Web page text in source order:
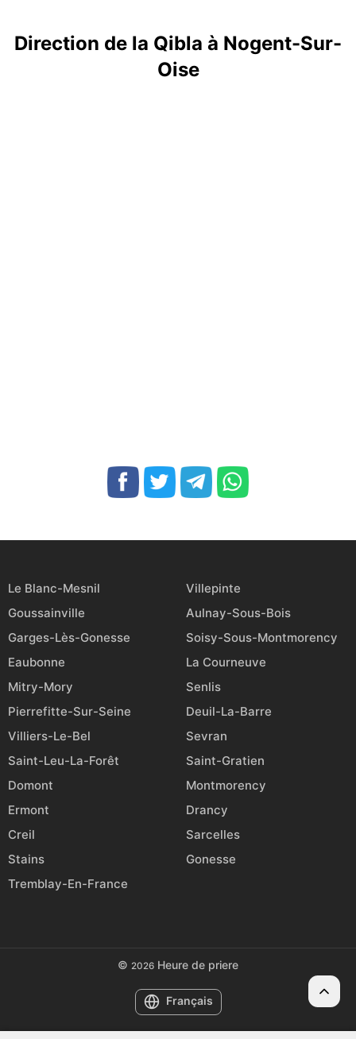
Direction de la Qibla à Nogent-Sur-
Oise
Le Blanc-Mesnil
Villepinte
Goussainville
Aulnay-Sous-Bois
Garges-Lès-Gonesse
Soisy-Sous-Montmorency
Eaubonne
La Courneuve
Mitry-Mory
Senlis
Pierrefitte-Sur-Seine
Deuil-La-Barre
Villiers-Le-Bel
Sevran
Saint-Leu-La-Forêt
Saint-Gratien
Domont
Montmorency
Ermont
Drancy
Creil
Sarcelles
Stains
Gonesse
Tremblay-En-France
© 2026 Heure de priere
Français